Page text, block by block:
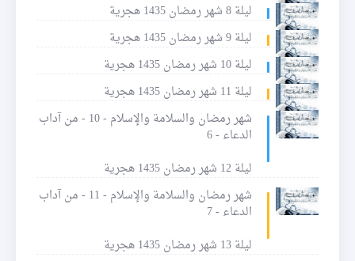
ليلة 8 شهر رمضان 1435 هجرية
ليلة 9 شهر رمضان 1435 هجرية
ليلة 10 شهر رمضان 1435 هجرية
ليلة 11 شهر رمضان 1435 هجرية
شهر رمضان والسلامة والإسلام - 10 - من آداب
الدعاء - 6
ليلة 12 شهر رمضان 1435 هجرية
شهر رمضان والسلامة والإسلام - 11 - من آداب
الدعاء - 7
ليلة 13 شهر رمضان 1435 هجرية